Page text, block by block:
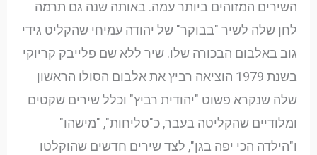
השירים המזוהים ביותר עמה. באותה שנה גם תרמה
לחן שלה לשיר "בבוקר" של יהודה עמיחי שהקליט גידי
גוב באלבום הבכורה שלו. שיר ללא שם פלייבק קריוקי
בשנת 1979 הוציאה רביץ את אלבום הסולו הראשון
שלה שנקרא פשוט "יהודית רביץ" וכלל שירים שקטים
ומלודיים שהקליטה בעבר, כ"סליחות", "מישהו"
ו"הילדה הכי יפה בגן", לצד שירים חדשים שהוקלטו